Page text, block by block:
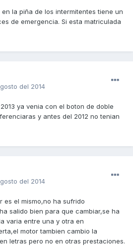
la piña de los intermitentes tiene un
de emergencia. Si esta matriculada
del 2014
ya venia con el boton de doble
y antes del 2012 no tenian
del 2014
es el mismo,no ha sufrido
salido bien para que cambiar,se ha
varia entre una y otra en
motor tambien cambio la
letras pero no en otras prestaciones.